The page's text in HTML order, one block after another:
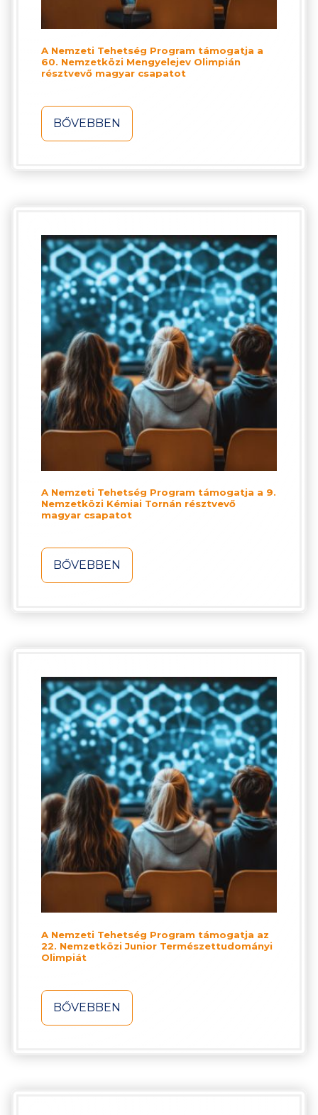
A Nemzeti Tehetség Program támogatja a
60. Nemzetközi Mengyelejev Olimpián
résztvevő magyar csapatot
BŐVEBBEN
A Nemzeti Tehetség Program támogatja a 9.
Nemzetközi Kémiai Tornán résztvevő
magyar csapatot
BŐVEBBEN
A Nemzeti Tehetség Program támogatja az
22. Nemzetközi Junior Természettudományi
Olimpiát
BŐVEBBEN